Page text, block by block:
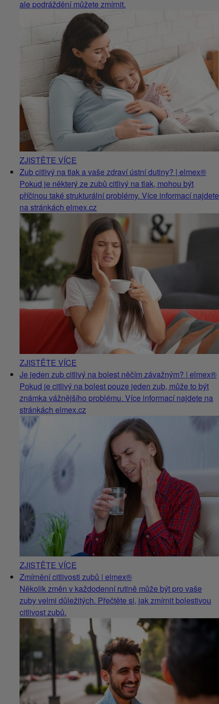
ale podráždění můžete zmírnit.
ZJISTĚTE VÍCE
Zub citlivý na tlak a vaše zdraví ústní dutiny? | elmex®
Pokud je některý ze zubů citlivý na tlak, mohou být
příčinou také strukturální problémy. Více informací najdete
na stránkách elmex.cz
ZJISTĚTE VÍCE
Je jeden zub citlivý na bolest něčím závažným? | elmex®
Pokud je citlivý na bolest pouze jeden zub, může to být
známka vážnějšího problému. Více informací najdete na
stránkách elmex.cz
ZJISTĚTE VÍCE
Zmírnění citlivosti zubů | elmex®
Několik změn v každodenní rutině může být pro vaše
zuby velmi důležitých. Přečtěte si, jak zmírnit bolestivou
citlivost zubů.